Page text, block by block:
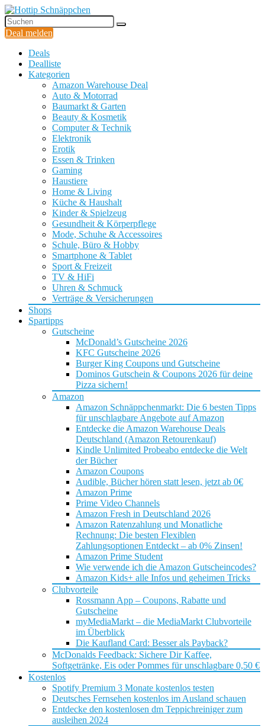
Deal melden
Deals
Dealliste
Kategorien
Amazon Warehouse Deal
Auto & Motorrad
Baumarkt & Garten
Beauty & Kosmetik
Computer & Technik
Elektronik
Erotik
Essen & Trinken
Gaming
Haustiere
Home & Living
Küche & Haushalt
Kinder & Spielzeug
Gesundheit & Körperpflege
Mode, Schuhe & Accessoires
Schule, Büro & Hobby
Smartphone & Tablet
Sport & Freizeit
TV & HiFi
Uhren & Schmuck
Verträge & Versicherungen
Shops
Spartipps
Gutscheine
McDonald’s Gutscheine 2026
KFC Gutscheine 2026
Burger King Coupons und Gutscheine
Dominos Gutschein & Coupons 2026 für deine
Pizza sichern!
Amazon
Amazon Schnäppchenmarkt: Die 6 besten Tipps
für unschlagbare Angebote auf Amazon
Entdecke die Amazon Warehouse Deals
Deutschland (Amazon Retourenkauf)
Kindle Unlimited Probeabo entdecke die Welt
der Bücher
Amazon Coupons
Audible, Bücher hören statt lesen, jetzt ab 0€
Amazon Prime
Prime Video Channels
Amazon Fresh in Deutschland 2026
Amazon Ratenzahlung und Monatliche
Rechnung: Die besten Flexiblen
Zahlungsoptionen Entdeckt – ab 0% Zinsen!
Amazon Prime Student
Wie verwende ich die Amazon Gutscheincodes?
Amazon Kids+ alle Infos und geheimen Tricks
Clubvorteile
Rossmann App – Coupons, Rabatte und
Gutscheine
myMediaMarkt – die MediaMarkt Clubvorteile
im Überblick
Die Kaufland Card: Besser als Payback?
McDonalds Feedback: Sichere Dir Kaffee,
Softgetränke, Eis oder Pommes für unschlagbare 0,50 €
Kostenlos
Spotify Premium 3 Monate kostenlos testen
Deutsches Fernsehen kostenlos im Ausland schauen
Entdecke den kostenlosen dm Teppichreiniger zum
ausleihen 2024